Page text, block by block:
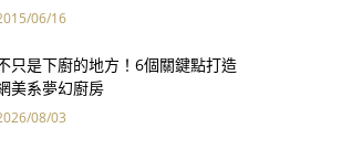
領略足下魅力
06/16
只是下廚的地方！6個關鍵點打造
美系夢幻廚房
08/03